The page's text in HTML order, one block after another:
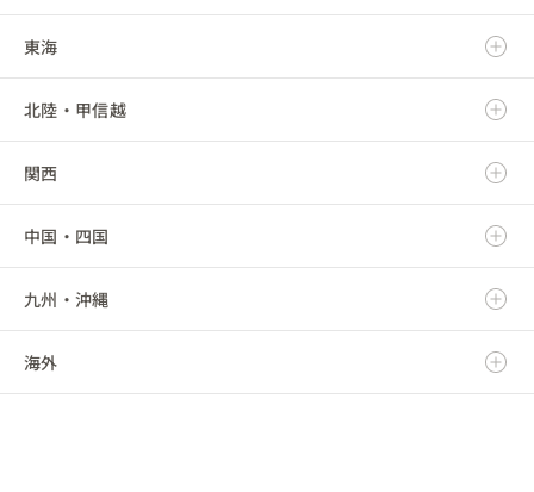
岩手県
宮城県
秋田県
山形県
福島県
茨城県
栃木県
群馬県
埼玉県
千葉県
東京都
東海
岐阜県
静岡県
愛知県
三重県
北陸・甲信越
新潟県
富山県
石川県
福井県
関西
滋賀県
京都府
大阪府
中国・四国
鳥取県
島根県
九州・沖縄
福岡県
海外